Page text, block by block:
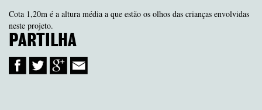
Cota 1,20m é a altura média a que estão os olhos das crianças envolvidas
neste projeto.
PARTILHA